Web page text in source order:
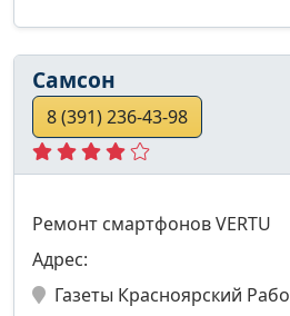
Самсон
8 (391) 236-43-98
Ремонт смартфонов VERTU
Адрес:
Газеты Красноярский